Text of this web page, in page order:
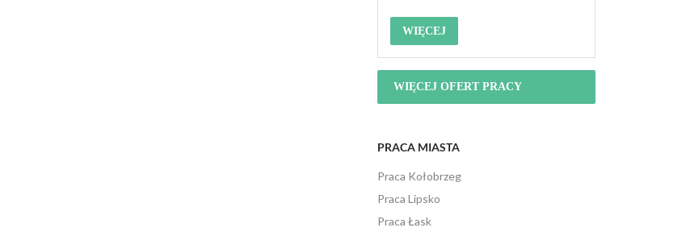
WIĘCEJ
WIĘCEJ OFERT PRACY
PRACA MIASTA
Praca Kołobrzeg
Praca Lipsko
Praca Łask